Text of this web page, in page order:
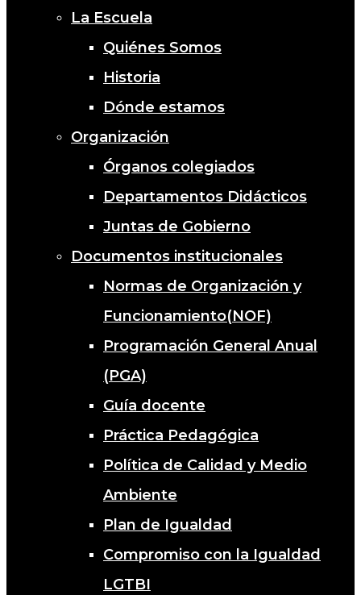
La Escuela
Quiénes Somos
Historia
Dónde estamos
Organización
Órganos colegiados
Departamentos Didácticos
Juntas de Gobierno
Documentos institucionales
Normas de Organización y
Funcionamiento(NOF)
Programación General Anual
(PGA)
Guía docente
Práctica Pedagógica
Política de Calidad y Medio
Ambiente
Plan de Igualdad
Compromiso con la Igualdad
LGTBI